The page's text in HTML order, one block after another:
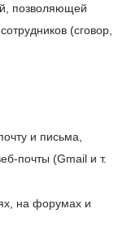
позволяющей
(сговор,
и письма,
почты (Gmail и т.
на форумах и